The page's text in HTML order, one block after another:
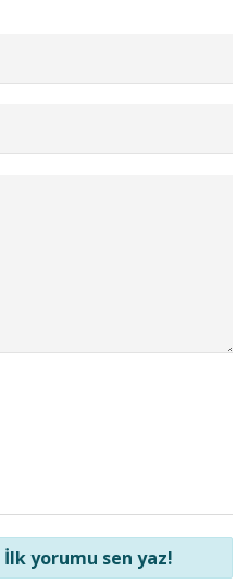
İlk yorumu sen yaz!